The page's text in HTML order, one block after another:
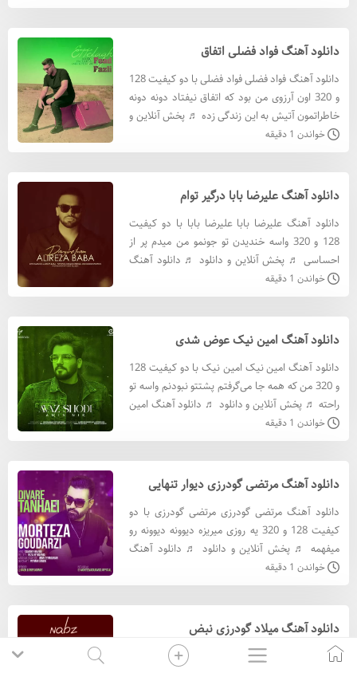
دانلود آهنگ فواد فضلی اتفاق
دانلود آهنگ فواد فضلی فواد فضلی با دو کیفیت 128
و 320 اون آرزوی من بود که اتفاق نیفتاد دونه دونه
خاطراتمون آتیش به این زندگی زده ♬ پخش آنلاین و
خواندن 1 دقیقه
دانلود آهنگ علیرضا بابا درگیر توام
دانلود آهنگ علیرضا بابا علیرضا بابا با دو کیفیت
128 و 320 واسه خندیدن تو جونمو من میدم پر از
احساسی ♬ پخش آنلاین و دانلود ♬ دانلود آهنگ
خواندن 1 دقیقه
دانلود آهنگ امین نیک عوض شدی
دانلود آهنگ امین نیک امین نیک با دو کیفیت 128
و 320 من که همه جا می‌گرفتم پشتتو نبودنم واسه تو
راحته ♬ پخش آنلاین و دانلود ♬ دانلود آهنگ امین
خواندن 1 دقیقه
دانلود آهنگ مرتضی گودرزی دیوار تنهایی
دانلود آهنگ مرتضی گودرزی مرتضی گودرزی با دو
کیفیت 128 و 320 یه روزی میریزه دیوونه دیوونه رو
میفهمه ♬ پخش آنلاین و دانلود ♬ دانلود آهنگ
گودرزی با کيفيت
خواندن 1 دقیقه
دانلود آهنگ میلاد گودرزی نبض
دانلود آهنگ میلاد گودرزی میلاد گودرزی با دو